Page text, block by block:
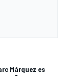
Márquez es